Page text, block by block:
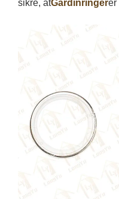
sikre, atGardinringerer